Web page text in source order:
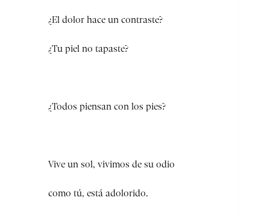
¿El dolor hace un contraste?
¿Tu piel no tapaste?
¿Todos piensan con los pies?
Vive un sol, vivimos de su odio
como tú, está adolorido.